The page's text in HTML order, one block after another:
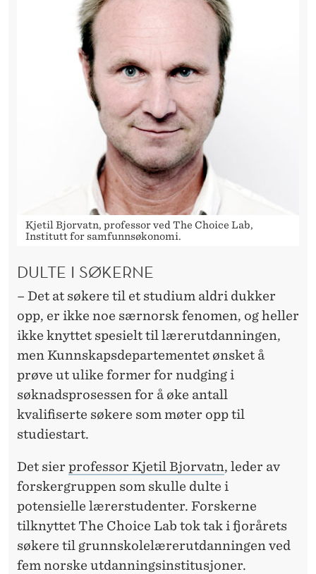
Kjetil Bjorvatn, professor ved The Choice Lab,
Institutt for samfunnsøkonomi.
DULTE I SØKERNE
– Det at søkere til et studium aldri dukker
opp, er ikke noe særnorsk fenomen, og heller
ikke knyttet spesielt til lærerutdanningen,
men Kunnskapsdepartementet ønsket å
prøve ut ulike former for nudging i
søknadsprosessen for å øke antall
kvalifiserte søkere som møter opp til
studiestart.
Det sier professor Kjetil Bjorvatn, leder av
forskergruppen som skulle dulte i
potensielle lærerstudenter. Forskerne
tilknyttet The Choice Lab tok tak i fjorårets
søkere til grunnskolelærerutdanningen ved
fem norske utdanningsinstitusjoner.